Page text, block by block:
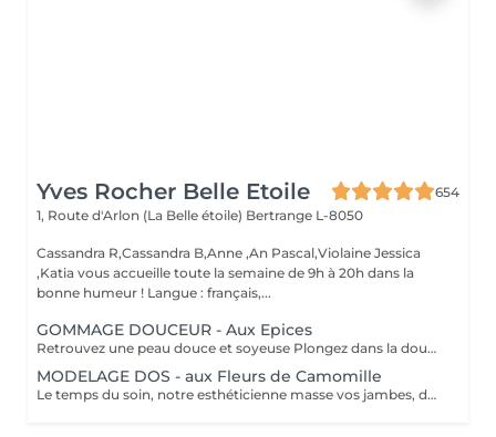
Yves Rocher Belle Etoile
654
1, Route d'Arlon (La Belle étoile) Bertrange L-8050
Cassandra R,Cassandra B,Anne ,An Pascal,Violaine Jessica
,Katia vous accueille toute la semaine de 9h à 20h dans la
bonne humeur ! Langue : français,...
GOMMAGE DOUCEUR - Aux Epices
Retrouvez une peau douce et soyeuse Plongez dans la douceur tropicale dIndonésie à travers les notes épicées des huiles essentielles de Girofle et de Muscade. Ce gommage aux effluves chauds et naturels vous transporte tout en exfoliant délicatement votre peau : elle est douce, lumineuse et satinée.
MODELAGE DOS - aux Fleurs de Camomille
Le temps du soin, notre esthéticienne masse vos jambes, des orteils à la taille dans un mouvement tonique qui active la microcirculation et leurs procure un confort sans précédent. Bénéfices : Vos jambes retrouvent fraicheur et légèreté.